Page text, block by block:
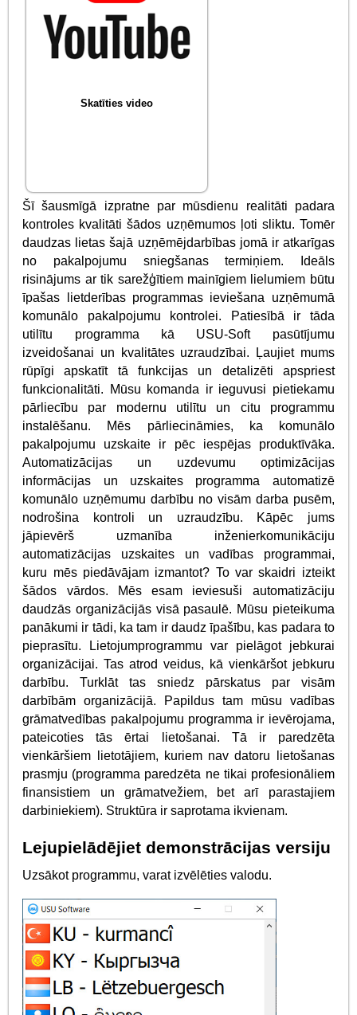
Skatīties video
Šī šausmīgā izpratne par mūsdienu realitāti padara
kontroles kvalitāti šādos uzņēmumos ļoti sliktu. Tomēr
daudzas lietas šajā uzņēmējdarbības jomā ir atkarīgas
no pakalpojumu sniegšanas termiņiem. Ideāls
risinājums ar tik sarežģītiem mainīgiem lielumiem būtu
īpašas lietderības programmas ieviešana uzņēmumā
komunālo pakalpojumu kontrolei. Patiesībā ir tāda
utilītu programma kā USU-Soft pasūtījumu
izveidošanai un kvalitātes uzraudzībai. Ļaujiet mums
rūpīgi apskatīt tā funkcijas un detalizēti apspriest
funkcionalitāti. Mūsu komanda ir ieguvusi pietiekamu
pārliecību par modernu utilītu un citu programmu
instalēšanu. Mēs pārliecināmies, ka komunālo
pakalpojumu uzskaite ir pēc iespējas produktīvāka.
Automatizācijas un uzdevumu optimizācijas
informācijas un uzskaites programma automatizē
komunālo uzņēmumu darbību no visām darba pusēm,
nodrošina kontroli un uzraudzību. Kāpēc jums
jāpievērš uzmanība inženierkomunikāciju
automatizācijas uzskaites un vadības programmai,
kuru mēs piedāvājam izmantot? To var skaidri izteikt
šādos vārdos. Mēs esam ieviesuši automatizāciju
daudzās organizācijās visā pasaulē. Mūsu pieteikuma
panākumi ir tādi, ka tam ir daudz īpašību, kas padara to
pieprasītu. Lietojumprogrammu var pielāgot jebkurai
organizācijai. Tas atrod veidus, kā vienkāršot jebkuru
darbību. Turklāt tas sniedz pārskatus par visām
darbībām organizācijā. Papildus tam mūsu vadības
grāmatvedības pakalpojumu programma ir ievērojama,
pateicoties tās ērtai lietošanai. Tā ir paredzēta
vienkāršiem lietotājiem, kuriem nav datoru lietošanas
prasmju (programma paredzēta ne tikai profesionāliem
finansistiem un grāmatvežiem, bet arī parastajiem
darbiniekiem). Struktūra ir saprotama ikvienam.
Lejupielādējiet demonstrācijas versiju
Uzsākot programmu, varat izvēlēties valodu.